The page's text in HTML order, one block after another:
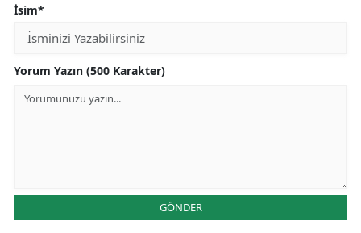
İsim*
Yorum Yazın (500 Karakter)
GÖNDER